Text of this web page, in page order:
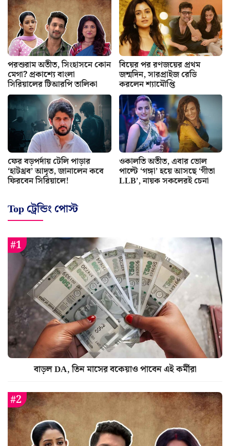
পরশুরাম অতীত, সিংহাসনে কোন
মেগা? প্রকাশ্যে বাংলা
সিরিয়ালের টিআরপি তালিকা
বিয়ের পর রণজয়ের প্রথম
জন্মদিন, সারপ্রাইজ রেডি
করলেন শ্যামৌপ্তি
ফের বড়পর্দায় টেলি পাড়ার
‘হাটথ্রব’ আদৃত, জানালেন কবে
ফিরবেন সিরিয়ালে!
ওকালতি অতীত, এবার ভোল
পাল্টে ‘গঙ্গা’ হয়ে আসছে ‘গীতা
LLB’, নায়ক সকলেরই চেনা
Top ট্রেন্ডিং পোস্ট
বাড়ল DA, তিন মাসের বকেয়াও পাবেন এই কর্মীরা